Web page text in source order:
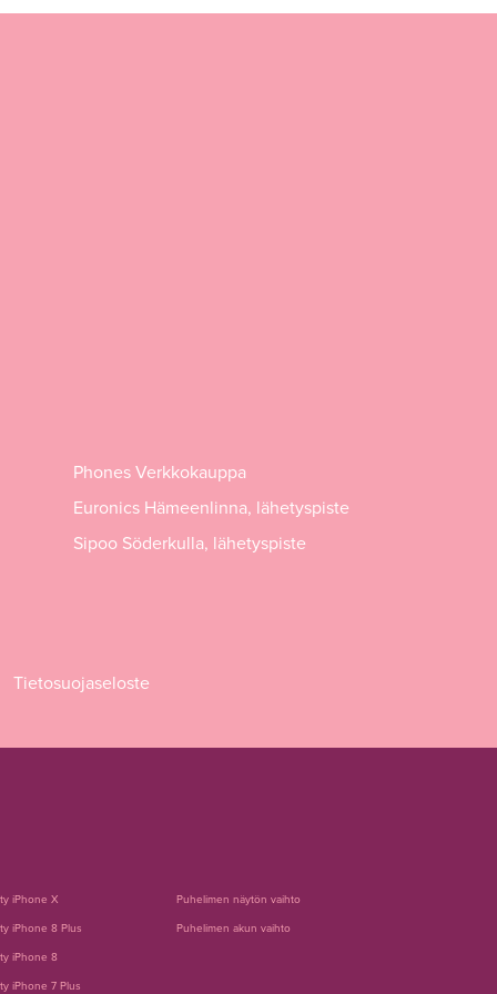
Phones Verkkokauppa
Euronics Hämeenlinna, lähetyspiste
Sipoo Söderkulla, lähetyspiste
Tietosuojaseloste
iPhone X
iPhone 8 Plus
iPhone 8
iPhone 7 Plus
Puhelimen näytön vaihto
Puhelimen akun vaihto